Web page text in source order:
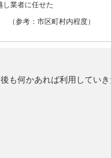
し業者に任せた
（参考：市区町村内程度）
も何かあれば利用してい